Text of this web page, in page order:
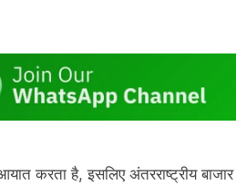
करता है, इसलिए अंतरराष्ट्रीय